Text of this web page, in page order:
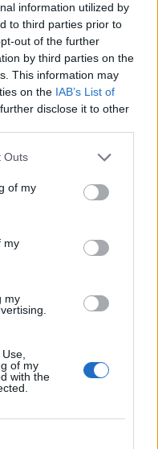
information utilized by
to third parties prior to
out of the further
by third parties on the
This information may
on the IAB’s List of
disclose it to other
Outs
of my
my
my
of my
with the